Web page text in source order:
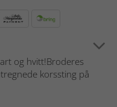
og hvitt!Broderes
korssting på